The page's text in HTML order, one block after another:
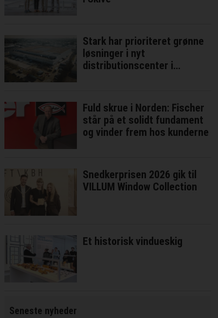
Stark har prioriteret grønne
løsninger i nyt
distributionscenter i
Fuld skrue i Norden: Fischer
står på et solidt fundament
og vinder frem hos kunderne
Snedkerprisen 2026 gik til
VILLUM Window Collection
Et historisk vindueskig
Seneste nyheder